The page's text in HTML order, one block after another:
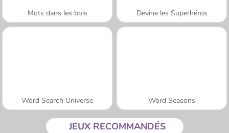
Mots dans les bois Devine les Superhéros
Word Search Universe Word Seasons
JEUX RECOMMANDÉS